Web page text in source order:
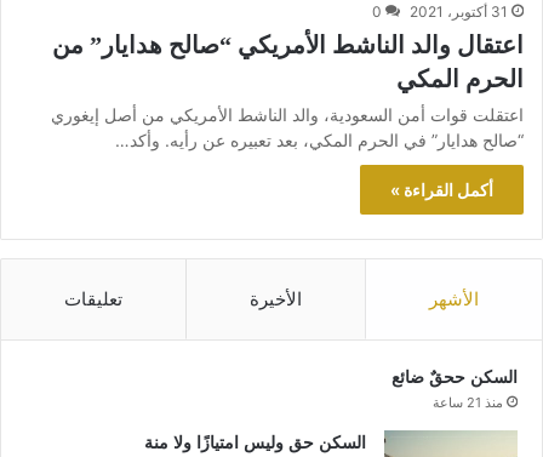
31 أكتوبر، 2021 0
اعتقال والد الناشط الأمريكي “صالح هدايار” من
الحرم المكي
اعتقلت قوات أمن السعودية، والد الناشط الأمريكي من أصل إيغوري
“صالح هدايار” في الحرم المكي، بعد تعبيره عن رأيه. وأكد…
أكمل القراءة »
الأشهر الأخيرة تعليقات
السكن ححقٌ ضائع
منذ 21 ساعة
السكن حق وليس امتيازًا ولا منة